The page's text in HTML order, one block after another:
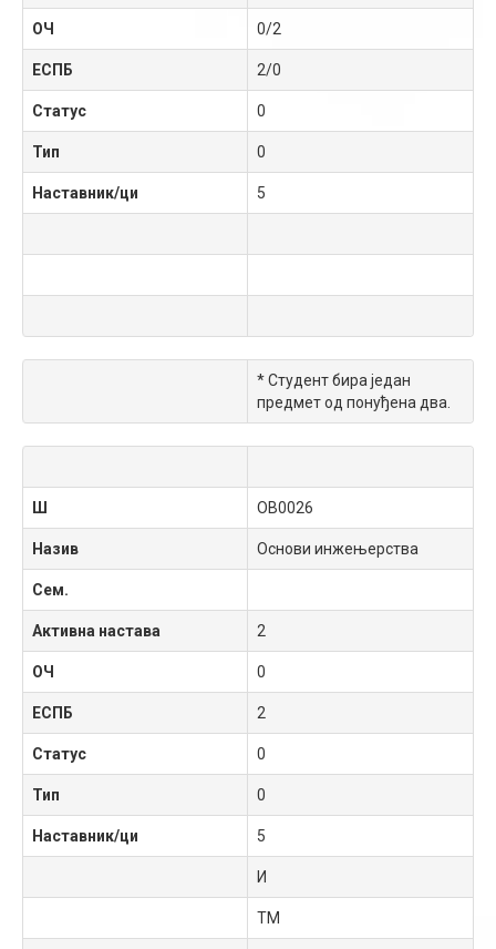
ОЧ 0/2
ЕСПБ 2/0
Статус 0
Тип 0
Наставник/ци 5
* Студент бира један
предмет од понуђена два.
Ш OB0026
Назив Основи инжењерства
Сем.
Активна настава 2
ОЧ 0
ЕСПБ 2
Статус 0
Тип 0
Наставник/ци 5
И
ТМ